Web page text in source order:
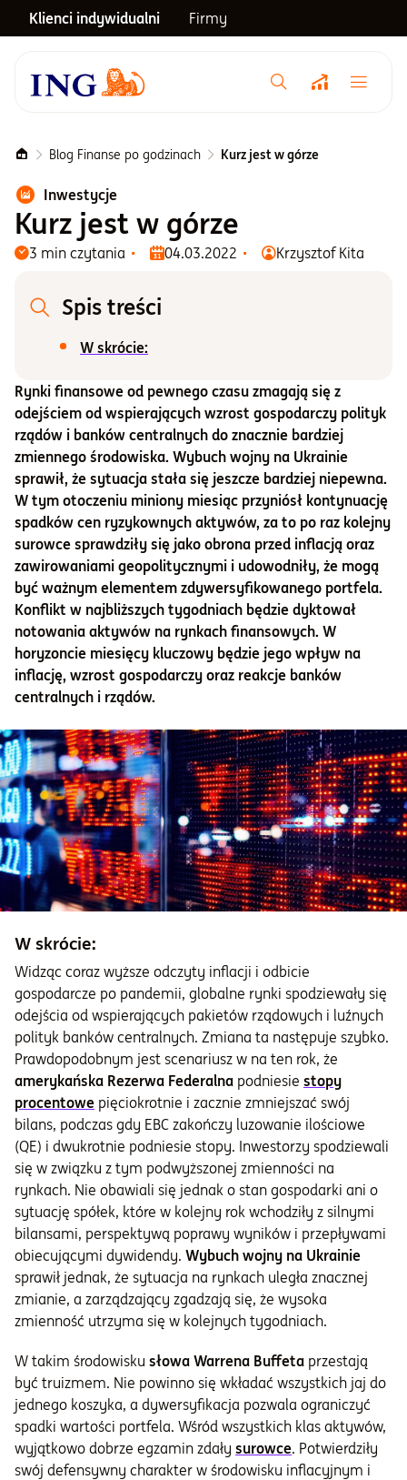
Klienci indywidualni Firmy
Menu główne
Notowania
Emerytura
Centrum pomocy
Informacje i dokumenty
O nas
Otwórz konto
Zaloguj
Blog Finanse po godzinach Kurz jest w górze
Inwestycje
Kurz jest w górze
3 min czytania 04.03.2022 Krzysztof Kita
Rynki finansowe od pewnego czasu zmagają się z
odejściem od wspierających wzrost gospodarczy polityk
rządów i banków centralnych do znacznie bardziej
zmiennego środowiska. Wybuch wojny na Ukrainie
sprawił, że sytuacja stała się jeszcze bardziej niepewna.
W tym otoczeniu miniony miesiąc przyniósł kontynuację
spadków cen ryzykownych aktywów, za to po raz kolejny
surowce sprawdziły się jako obrona przed inflacją oraz
zawirowaniami geopolitycznymi i udowodniły, że mogą
być ważnym elementem zdywersyfikowanego portfela.
Konflikt w najbliższych tygodniach będzie dyktował
notowania aktywów na rynkach finansowych. W
horyzoncie miesięcy kluczowy będzie jego wpływ na
inflację, wzrost gospodarczy oraz reakcje banków
centralnych i rządów.
Spis treści
W skrócie:
W skrócie:
Widząc coraz wyższe odczyty inflacji i odbicie
gospodarcze po pandemii, globalne rynki spodziewały się
odejścia od wspierających pakietów rządowych i luźnych
polityk banków centralnych. Zmiana ta następuje szybko.
Prawdopodobnym jest scenariusz w na ten rok, że
amerykańska Rezerwa Federalna podniesie stopy
procentowe pięciokrotnie i zacznie zmniejszać swój
bilans, podczas gdy EBC zakończy luzowanie ilościowe
(QE) i dwukrotnie podniesie stopy. Inwestorzy spodziewali
się w związku z tym podwyższonej zmienności na
rynkach. Nie obawiali się jednak o stan gospodarki ani o
sytuację spółek, które w kolejny rok wchodziły z silnymi
bilansami, perspektywą poprawy wyników i przepływami
obiecującymi dywidendy. Wybuch wojny na Ukrainie
sprawił jednak, że sytuacja na rynkach uległa znacznej
zmianie, a zarządzający zgadzają się, że wysoka
zmienność utrzyma się w kolejnych tygodniach.
W takim środowisku słowa Warrena Buffeta przestają
być truizmem. Nie powinno się wkładać wszystkich jaj do
jednego koszyka, a dywersyfikacja pozwala ograniczyć
spadki wartości portfela. Wśród wszystkich klas aktywów,
wyjątkowo dobrze egzamin zdały surowce. Potwierdziły
swój defensywny charakter w środowisku inflacyjnym i